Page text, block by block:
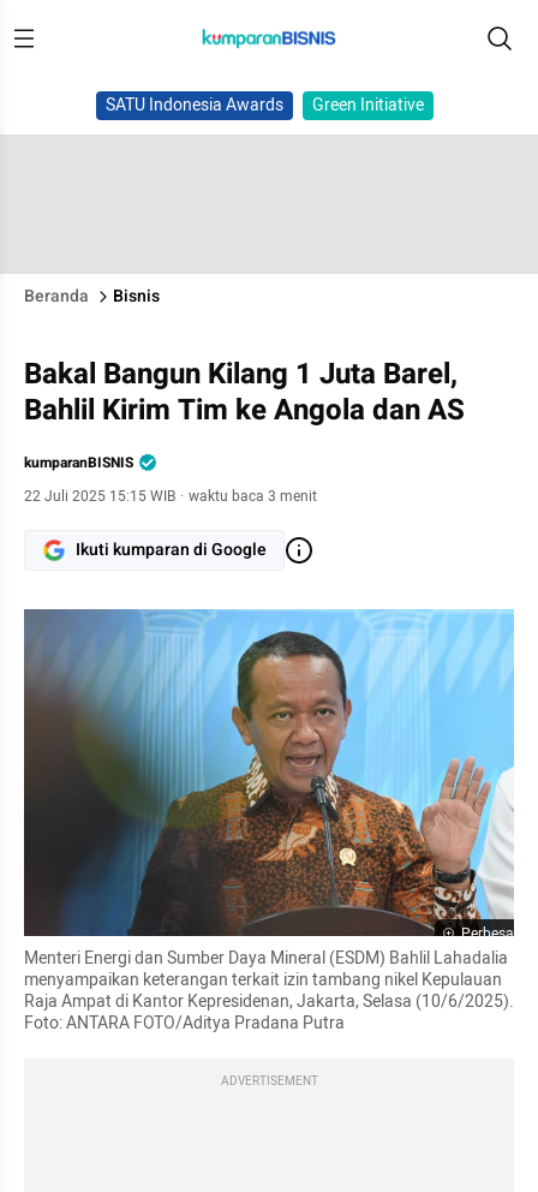
SATU Indonesia Awards Green Initiative
Beranda Bisnis
Bakal Bangun Kilang 1 Juta Barel,
Bahlil Kirim Tim ke Angola dan AS
kumparanBISNIS
22 Juli 2025 15:15 WIB · waktu baca 3 menit
Ikuti kumparan di Google
Perbesar
Menteri Energi dan Sumber Daya Mineral (ESDM) Bahlil Lahadalia
menyampaikan keterangan terkait izin tambang nikel Kepulauan
Raja Ampat di Kantor Kepresidenan, Jakarta, Selasa (10/6/2025).
Foto: ANTARA FOTO/Aditya Pradana Putra
ADVERTISEMENT